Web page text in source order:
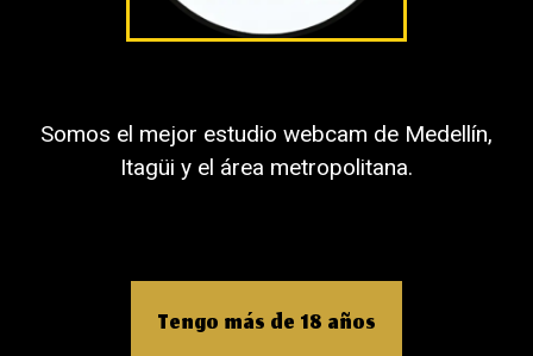
Somos el mejor estudio webcam de Medellín,
Itagüi y el área metropolitana.
Tengo más de 18 años